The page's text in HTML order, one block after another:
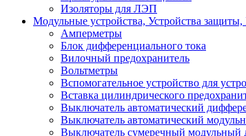
Изоляторы для ЛЭП
Модульные устройства, Устройства
Амперметры
Блок дифференциального тока
Вилочный предохранитель
Вольтметры
Вспомогательное устройство для
Вставка цилиндрического
Выключатель автоматический
Выключатель автоматический
Выключатель сумеречный модульный